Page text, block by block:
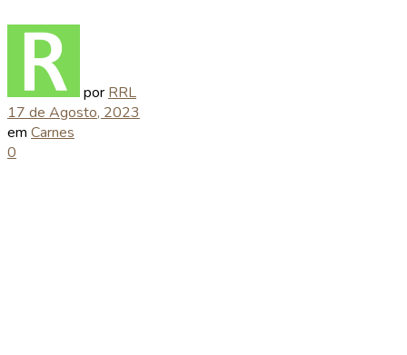
por RRL
17 de Agosto, 2023
em Carnes
0